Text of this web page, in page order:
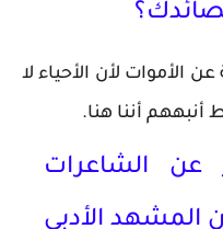
الأموات لأن الأحياء لا
أنبههم أننا هنا.
عن الشاعرات
المشهد الأدبي